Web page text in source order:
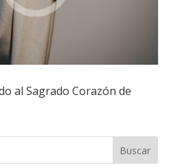
al Sagrado Corazón de
Buscar